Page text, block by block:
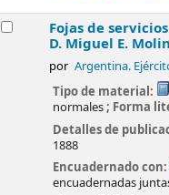
Fojas de
D. Miguel E.
por Argentina.
Tipo de material:
normales; Forma
Detalles de
1888
Encuadernado con:
encuadernadas